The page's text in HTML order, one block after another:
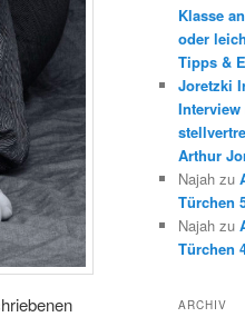
Klasse
oder
Tipps &
Joretzki
Arthur
Najah zu
Türchen
Najah zu
Türchen
ARCHIV